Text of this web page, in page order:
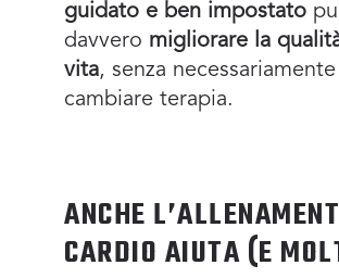
guidato e ben impostato
davvero migliorare la
vita, senza necessariamente
cambiare terapia.
ANCHE
CARDIO AIUTA (E